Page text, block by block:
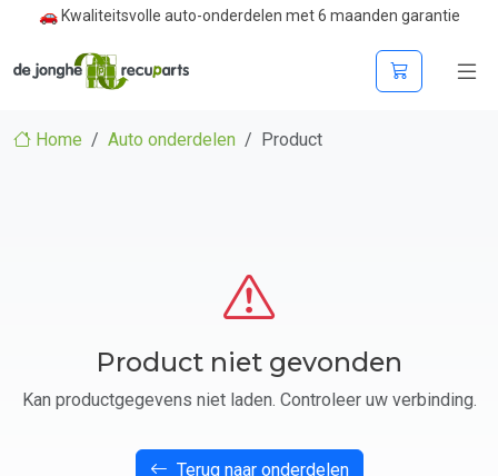
🚗 Kwaliteitsvolle auto-onderdelen met 6 maanden garantie
Home Auto onderdelen Product
Product niet gevonden
Kan productgegevens niet laden. Controleer uw verbinding.
Terug naar onderdelen